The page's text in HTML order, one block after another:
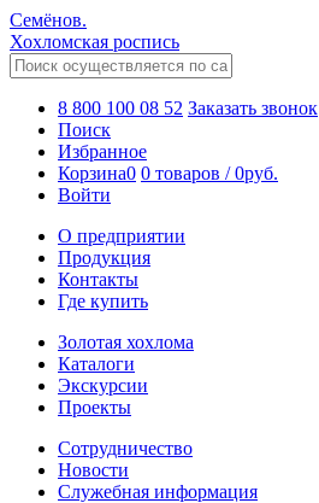
Семёнов.
Хохломская роспись
8 800 100 08 52 Заказать звонок
Поиск
Избранное
Корзина0 0 товаров /0руб.
Войти
О предприятии
Продукция
Контакты
Где купить
Золотая хохлома
Каталоги
Экскурсии
Проекты
Сотрудничество
Новости
Служебная информация